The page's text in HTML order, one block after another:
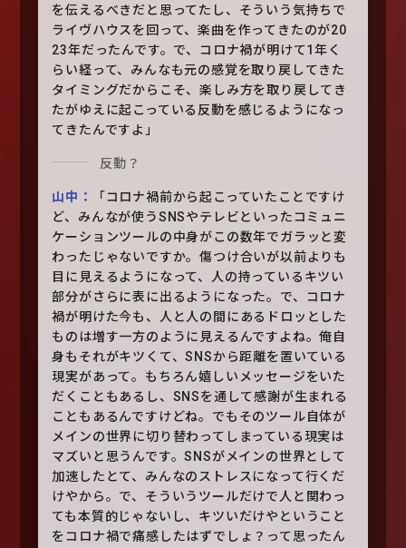
を伝えるべきだと思ってたし、そういう気持ちで
ライヴハウスを回って、楽曲を作ってきたのが20
23年だったんです。で、コロナ禍が明けて1年く
らい経って、みんなも元の感覚を取り戻してきた
タイミングだからこそ、楽しみ方を取り戻してき
たがゆえに起こっている反動を感じるようになっ
てきたんですよ」
反動？
山中：
「コロナ禍前から起こっていたことですけ
ど、みんなが使うSNSやテレビといったコミュニ
ケーションツールの中身がこの数年でガラッと変
わったじゃないですか。傷つけ合いが以前よりも
目に見えるようになって、人の持っているキツい
部分がさらに表に出るようになった。で、コロナ
禍が明けた今も、人と人の間にあるドロッとした
ものは増す一方のように見えるんですよね。俺自
身もそれがキツくて、SNSから距離を置いている
現実があって。もちろん嬉しいメッセージをいた
だくこともあるし、SNSを通して感謝が生まれる
こともあるんですけどね。でもそのツール自体が
メインの世界に切り替わってしまっている現実は
マズいと思うんです。SNSがメインの世界として
加速したとて、みんなのストレスになって行くだ
けやから。で、そういうツールだけで人と関わっ
ても本質的じゃないし、キツいだけやということ
をコロナ禍で痛感したはずでしょ？って思ったん